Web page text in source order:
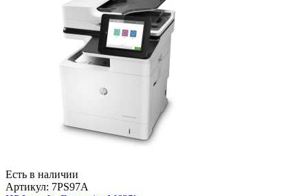
Есть в наличии
Артикул: 7PS97A